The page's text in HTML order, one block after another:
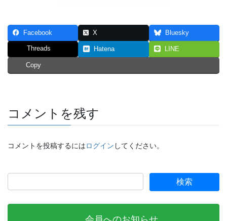
Facebook X Bluesky
Threads Hatena LINE
Copy
コメントを残す
コメントを投稿するにはログイン してください。